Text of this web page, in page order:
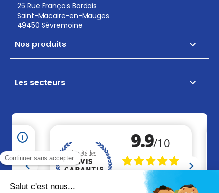
26 Rue François Bordais
Saint-Macaire-en-Mauges
49450 Sèvremoine
Nos produits 
Les secteurs 